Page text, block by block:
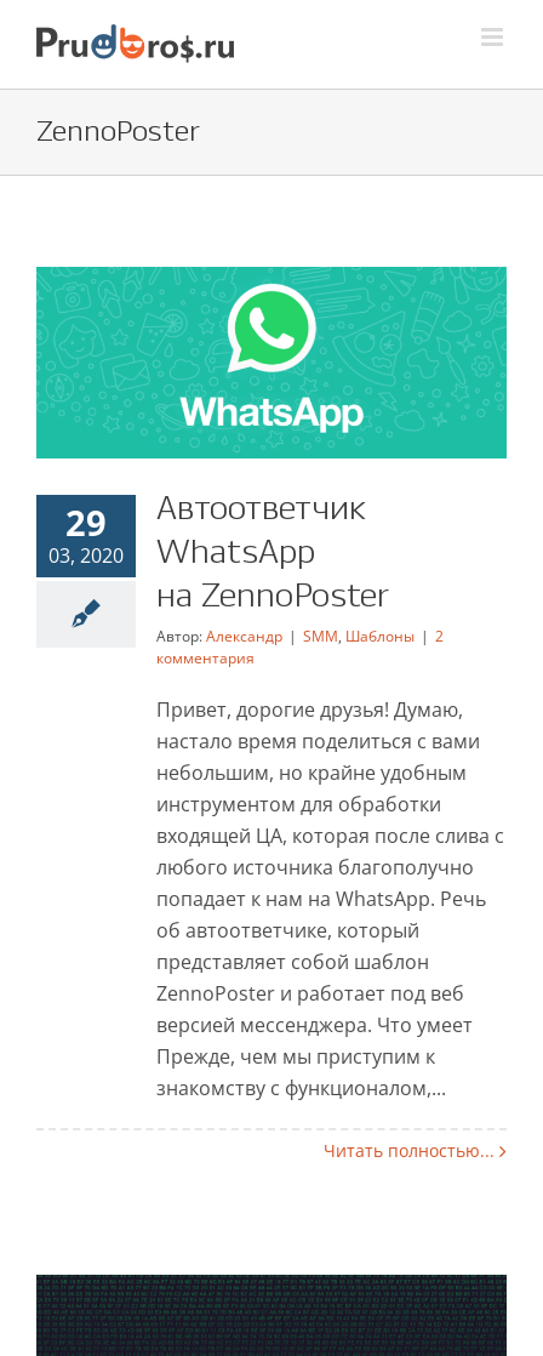
ZennoPoster
Автоответчик WhatsApp
на ZennoPoster
29
03, 2020
Автоответчик
WhatsApp
на ZennoPoster
Автор:Александр | SMM, Шаблоны | 2
комментария
Привет, дорогие друзья! Думаю,
настало время поделиться с вами
небольшим, но крайне удобным
инструментом для обработки
входящей ЦА, которая после слива с
любого источника благополучно
попадает к нам на WhatsApp. Речь
об автоответчике, который
представляет собой шаблон
ZennoPoster и работает под веб
версией мессенджера. Что умеет
Прежде, чем мы приступим к
знакомству с функционалом,...
Читать полностью...